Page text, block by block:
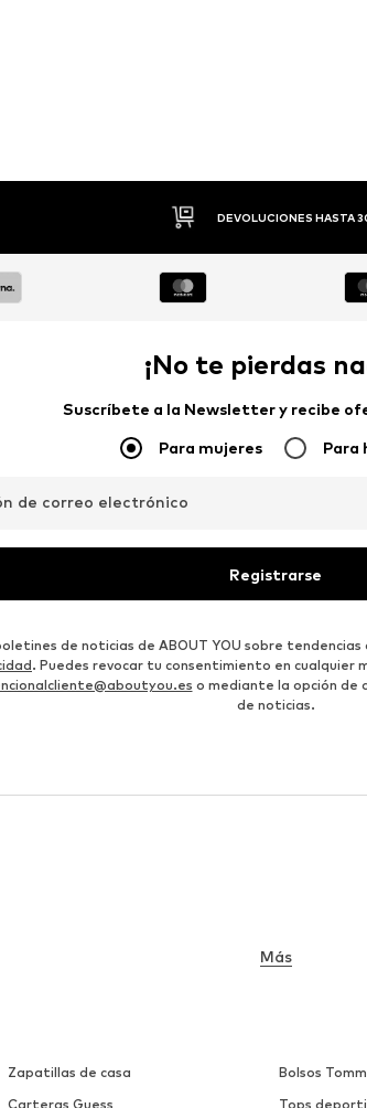
PAGO FLEXIBLE
¡No te pierdas
Suscríbete a la Newsletter y recibe
Para mujeres Para
de correo electrónico
Registrarse
de noticias de ABOUT YOU sobre
. Puedes revocar tu consentimiento en
o mediante la opción de
de noticias.
Zapatillas de casa Bolsos
Carteras Guess Tops
Más